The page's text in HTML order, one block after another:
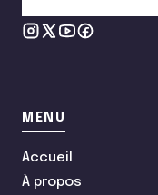
MENU
Accueil
À propos